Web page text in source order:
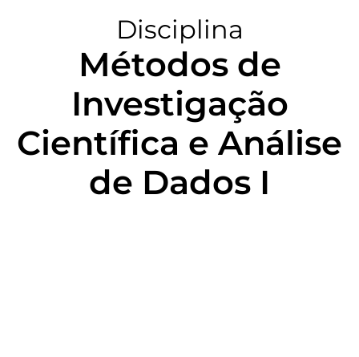
Disciplina
Métodos de
Investigação
Científica e Análise
de Dados I